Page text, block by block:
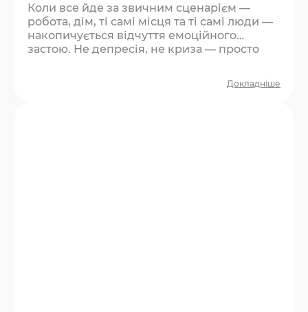
Коли все йде за звичним сценарієм —
робота, дім, ті самі місця та ті самі люди —
накопичується відчуття емоційного
застою. Не депресія, не криза — просто
способів її розігнати. Що відбувається під
час квесту? За годину ви проживаєте цілу
Докладніше